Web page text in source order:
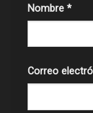
Nombre *
Correo